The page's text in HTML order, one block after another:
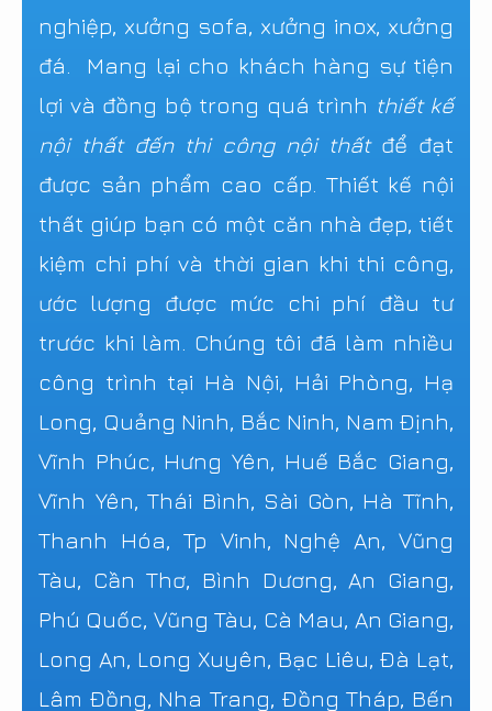
nghiệp, xưởng sofa, xưởng inox, xưởng
đá. Mang lại cho khách hàng sự tiện
lợi và đồng bộ trong quá trình thiết kế
nội thất đến thi công nội thấtđể đạt
được sản phẩm cao cấp. Thiết kế nội
thất giúp bạn có một căn nhà đẹp, tiết
kiệm chi phí và thời gian khi thi công,
ước lượng được mức chi phí đầu tư
trước khi làm. Chúng tôi đã làm nhiều
công trình tại Hà Nội, Hải Phòng, Hạ
Long, Quảng Ninh, Bắc Ninh, Nam Định,
Vĩnh Phúc, Hưng Yên, Huế Bắc Giang,
Vĩnh Yên, Thái Bình, Sài Gòn, Hà Tĩnh,
Thanh Hóa, Tp Vinh, Nghệ An, Vũng
Tàu, Cần Thơ, Bình Dương, An Giang,
Phú Quốc, Vũng Tàu, Cà Mau, An Giang,
Long An, Long Xuyên, Bạc Liêu, Đà Lạt,
Lâm Đồng, Nha Trang, Đồng Tháp, Bến